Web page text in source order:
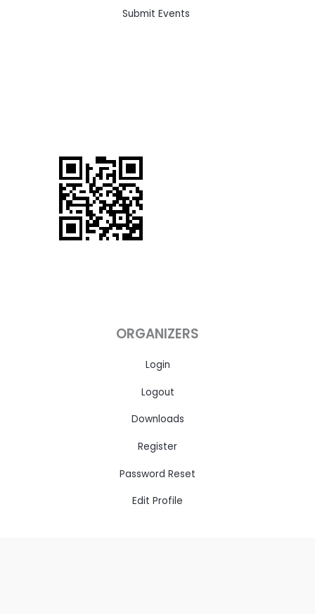
Submit Events
ORGANIZERS
Login
Logout
Downloads
Register
Password Reset
Edit Profile